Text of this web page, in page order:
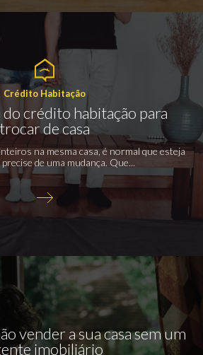
Crédito Habitação
crédito habitação para
trocar de casa
na mesma casa, é normal que esteja
de uma mudança. Que...
vender a sua casa sem um
imobiliário